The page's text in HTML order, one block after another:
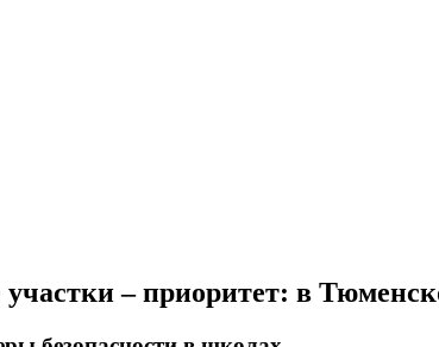
– приоритет: в